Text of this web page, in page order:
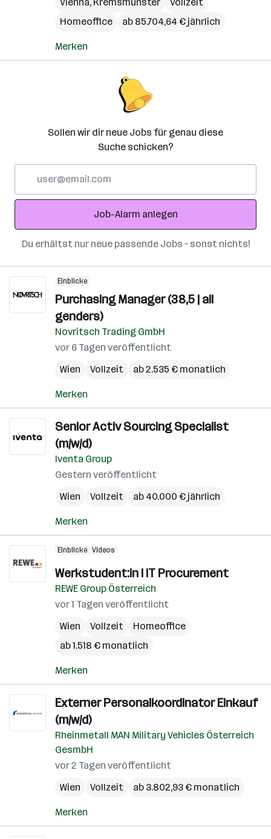
Homeoffice
ab 85.704,64 € jährlich
Merken
Sollen wir dir neue Jobs für genau diese
Suche schicken?
Adresse
Job-Alarm anlegen
Du erhältst nur neue passende Jobs – sonst nichts!
Einblicke
Purchasing Manager (38,5 | all
genders)
Novritsch Trading GmbH
vor 6 Tagen veröffentlicht
Wien
Vollzeit ab 2.535 € monatlich
Merken
Senior Activ Sourcing Specialist
(m/w/d)
Iventa Group
Gestern veröffentlicht
Wien
Vollzeit ab 40.000 € jährlich
Merken
Einblicke Videos
Werkstudent:in I IT Procurement
REWE Group Österreich
vor 1 Tagen veröffentlicht
Wien
Vollzeit
Homeoffice
ab 1.518 € monatlich
Merken
Externer Personalkoordinator Einkauf
(m/w/d)
Rheinmetall MAN Military Vehicles Österreich
GesmbH
vor 2 Tagen veröffentlicht
Wien
Vollzeit ab 3.802,93 € monatlich
Merken